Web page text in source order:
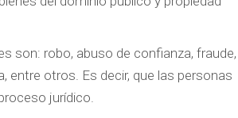
son: robo, abuso de confianza, fraude,
entre otros. Es decir, que las personas
jurídico.